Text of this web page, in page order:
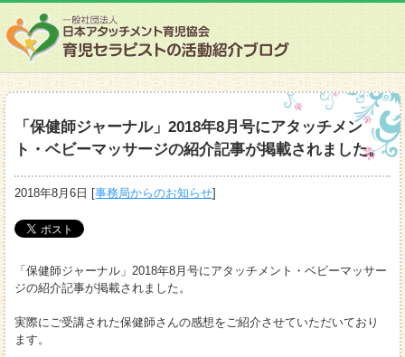
「保健師ジャーナル」2018年8月号にアタッチメン
ト・ベビーマッサージの紹介記事が掲載されました。
2018年8月6日 [事務局からのお知らせ]
「保健師ジャーナル」2018年8月号にアタッチメント・ベビーマッサー
ジの紹介記事が掲載されました。
実際にご受講された保健師さんの感想をご紹介させていただいており
ます。